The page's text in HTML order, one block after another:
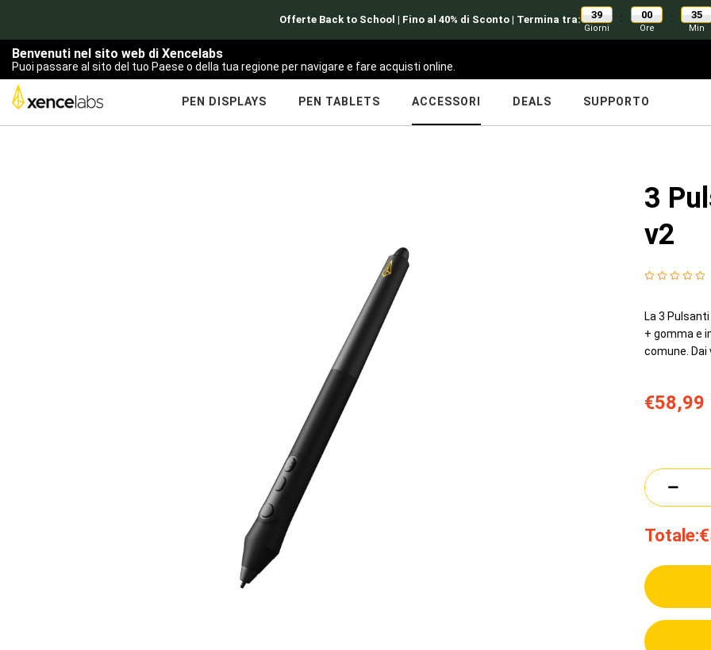
Offerte Back to School | Fino al 40% di Sconto | Termina tra: 39
Giorni
: 00
Ore
: 35
Min
Benvenuti nel sito web di Xencelabs
Puoi passare al sito del tuo Paese o della tua regione per navigare e fare acquisti online.
PEN DISPLAYS PEN TABLETS ACCESSORI DEALS SUPPORTO
3
v2
La 3
+ gomma e
comune. Dai
€58,99
Totale: